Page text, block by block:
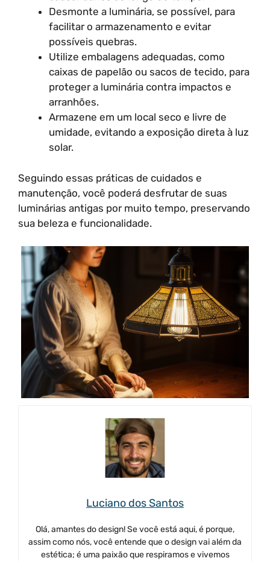
Desmonte a luminária, se possível, para
facilitar o armazenamento e evitar
possíveis quebras.
Utilize embalagens adequadas, como
caixas de papelão ou sacos de tecido, para
proteger a luminária contra impactos e
arranhões.
Armazene em um local seco e livre de
umidade, evitando a exposição direta à luz
solar.
Seguindo essas práticas de cuidados e
manutenção, você poderá desfrutar de suas
luminárias antigas por muito tempo, preservando
sua beleza e funcionalidade.
Luciano dos Santos
Olá, amantes do design! Se você está aqui, é porque,
assim como nós, você entende que o design vai além da
estética; é uma paixão que respiramos e vivemos